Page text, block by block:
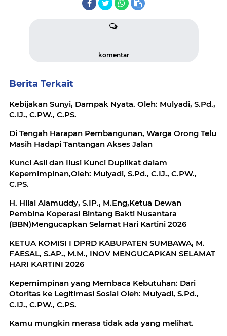
komentar
Berita Terkait
Kebijakan Sunyi, Dampak Nyata. Oleh: Mulyadi, S.Pd.,
C.IJ., C.PW., C.PS.
Di Tengah Harapan Pembangunan, Warga Orong Telu
Masih Hadapi Tantangan Akses Jalan
Kunci Asli dan Ilusi Kunci Duplikat dalam
Kepemimpinan,Oleh: Mulyadi, S.Pd., C.IJ., C.PW.,
C.PS.
H. Hilal Alamuddy, S.IP., M.Eng,Ketua Dewan
Pembina Koperasi Bintang Bakti Nusantara
(BBN)Mengucapkan Selamat Hari Kartini 2026
KETUA KOMISI I DPRD KABUPATEN SUMBAWA, M.
FAESAL, S.AP., M.M., INOV MENGUCAPKAN SELAMAT
HARI KARTINI 2026
Kepemimpinan yang Membaca Kebutuhan: Dari
Otoritas ke Legitimasi Sosial Oleh: Mulyadi, S.Pd.,
C.IJ., C.PW., C.PS.
Kamu mungkin merasa tidak ada yang melihat.